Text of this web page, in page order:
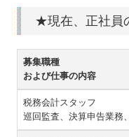
会計システム
事業承継の支援
相続税対策
★現在、正社員
募集職種
および仕事の内容
税務会計スタッフ
巡回監査、決算申告業務